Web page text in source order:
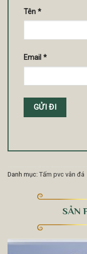
Tên *
Email *
Danh mục: Tấm pvc vân đá
SẢN